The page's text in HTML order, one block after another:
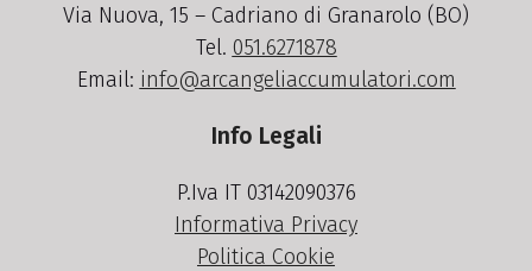
Via Nuova, 15 – Cadriano di Granarolo (BO)
Tel. 051.6271878
Email: info@arcangeliaccumulatori.com
Info Legali
P.Iva IT 03142090376
Informativa Privacy
Politica Cookie